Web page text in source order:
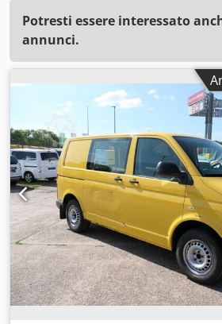
Potresti essere interessato
annunci.